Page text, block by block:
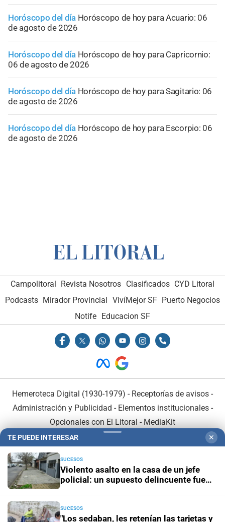
Horóscopo del día Horóscopo de hoy para Acuario: 06
de agosto de 2026
Horóscopo del día Horóscopo de hoy para Capricornio:
06 de agosto de 2026
Horóscopo del día Horóscopo de hoy para Sagitario: 06
de agosto de 2026
Horóscopo del día Horóscopo de hoy para Escorpio: 06
de agosto de 2026
Campolitoral Revista Nosotros Clasificados CYD Litoral
Podcasts Mirador Provincial VivíMejor SF Puerto Negocios
Notife Educacion SF
Hemeroteca Digital (1930-1979) - Receptorías de avisos -
Administración y Publicidad - Elementos institucionales-
Opcionales con El Litoral - MediaKit
En Asociación con:
TE PUEDE INTERESAR ✕
SUCESOS
Violento asalto en la casa de un jefe
policial: un supuesto delincuente fue
SUCESOS
"Los sedaban, les retenían las tarjetas y